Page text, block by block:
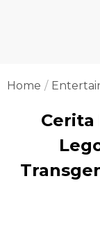
Home
Cerita